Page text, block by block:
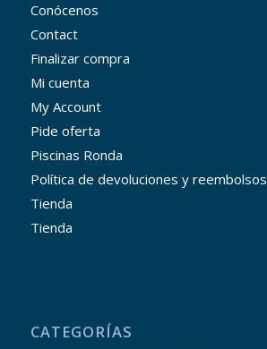
Conócenos
Contact
Finalizar compra
Mi cuenta
My Account
Pide oferta
Piscinas Ronda
Política de devoluciones y reembolsos
Tienda
Tienda
CATEGORÍAS